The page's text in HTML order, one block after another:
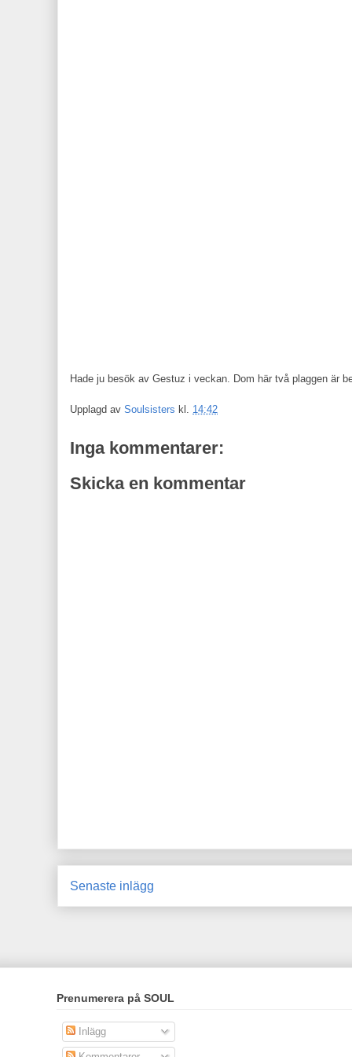
Hade ju besök av Gestuz i veckan. Dom här två plaggen är
Upplagd av Soulsisters kl. 14:42
Inga kommentarer:
Skicka en kommentar
Senaste inlägg
Prenumerera på SOUL
Inlägg